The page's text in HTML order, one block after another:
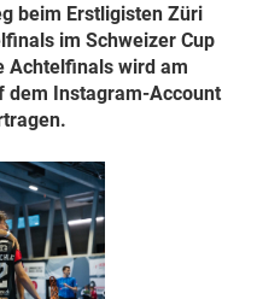
beim Erstligisten Züri
im Schweizer Cup
Achtelfinals wird am
dem Instagram-Account